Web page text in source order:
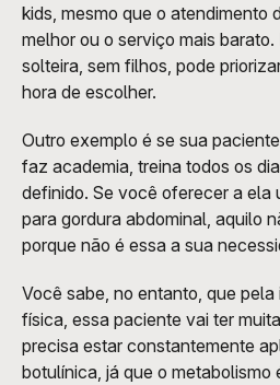
kids, mesmo que o atendimento
melhor ou o serviço mais
solteira, sem filhos, pode
hora de escolher.
Outro exemplo é se sua
faz academia, treina todos os
definido. Se você oferecer a ela
para gordura abdominal, aquilo
porque não é essa a sua
Você sabe, no entanto, que
física, essa paciente vai ter
precisa estar constantemente
botulínica, já que o metabolismo